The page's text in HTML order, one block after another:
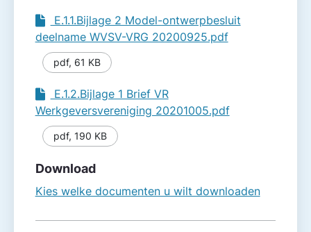
E.1.1.Bijlage 2 Model-ontwerpbesluit
deelname WVSV-VRG 20200925.pdf
pdf, 61 KB
E.1.2.Bijlage 1 Brief VR
Werkgeversvereniging 20201005.pdf
pdf, 190 KB
Download
Kies welke documenten u wilt downloaden